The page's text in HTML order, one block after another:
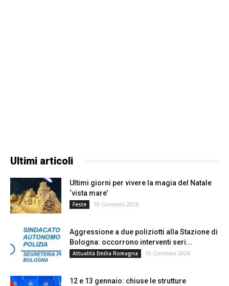
Ultimi articoli
Ultimi giorni per vivere la magia del Natale
‘vista mare’
Feste 10 Gennaio 2026
Aggressione a due poliziotti alla Stazione di
Bologna: occorrono interventi seri...
Attualità Emilia Romagna 10 Gennaio 2026
12 e 13 gennaio: chiuse le strutture